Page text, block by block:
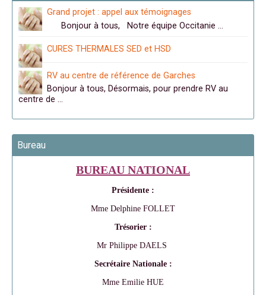
Grand projet : appel aux témoignages
Bonjour à tous, Notre équipe Occitanie …
CURES THERMALES SED et HSD
RV au centre de référence de Garches
Bonjour à tous, Désormais, pour prendre RV au
centre de …
Bureau
BUREAU NATIONAL
Présidente :
Mme Delphine FOLLET
Trésorier :
Mr Philippe DAELS
Secrétaire Nationale :
Mme Emilie HUE